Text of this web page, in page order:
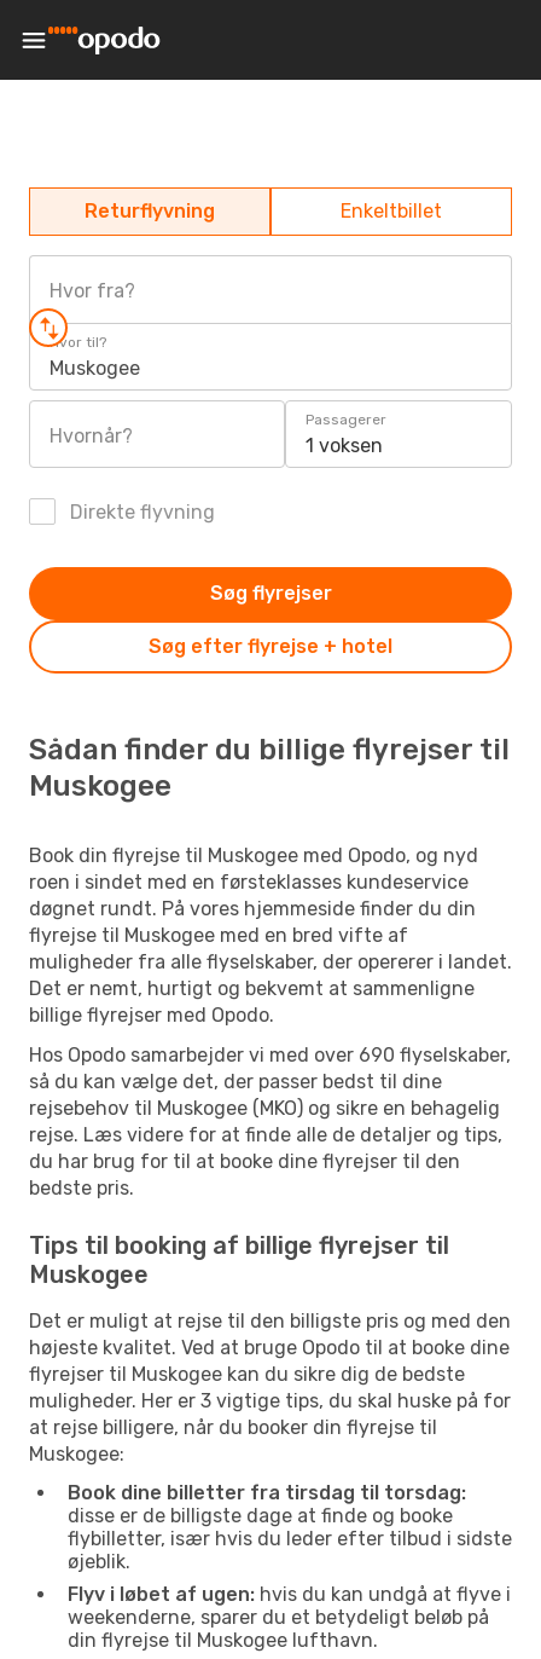
Returflyvning Enkeltbillet
Hvor fra?
Hvor til?
Muskogee
Hvornår?
Passagerer
1 voksen
Direkte flyvning
Søg efter flyrejse + hotel
Søg flyrejser
Sådan finder du billige flyrejser til
Muskogee
Book din flyrejse til Muskogee med Opodo, og nyd
roen i sindet med en førsteklasses kundeservice
døgnet rundt. På vores hjemmeside finder du din
flyrejse til Muskogee med en bred vifte af
muligheder fra alle flyselskaber, der opererer i landet.
Det er nemt, hurtigt og bekvemt at sammenligne
billige flyrejser med Opodo.
Hos Opodo samarbejder vi med over 690 flyselskaber,
så du kan vælge det, der passer bedst til dine
rejsebehov til Muskogee (MKO) og sikre en behagelig
rejse. Læs videre for at finde alle de detaljer og tips,
du har brug for til at booke dine flyrejser til den
bedste pris.
Tips til booking af billige flyrejser til
Muskogee
Det er muligt at rejse til den billigste pris og med den
højeste kvalitet. Ved at bruge Opodo til at booke dine
flyrejser til Muskogee kan du sikre dig de bedste
muligheder. Her er 3 vigtige tips, du skal huske på for
at rejse billigere, når du booker din flyrejse til
Muskogee:
Book dine billetter fra tirsdag til torsdag:
disse er de billigste dage at finde og booke
flybilletter, især hvis du leder efter tilbud i sidste
øjeblik.
Flyv i løbet af ugen: hvis du kan undgå at flyve i
weekenderne, sparer du et betydeligt beløb på
din flyrejse til Muskogee lufthavn.